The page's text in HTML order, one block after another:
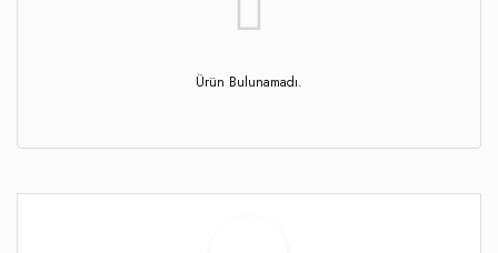
Ürün Bulunamadı.